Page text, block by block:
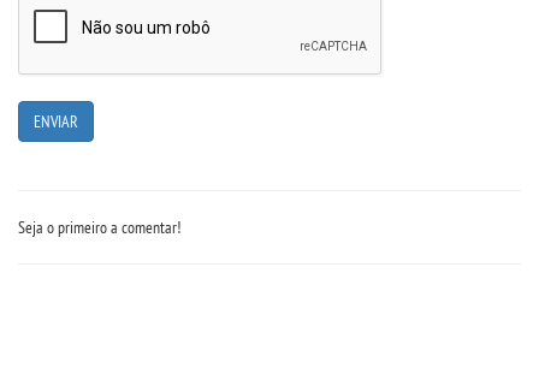
REGULAMENTOS
PORTARIAS
Seja o primeiro a comentar!